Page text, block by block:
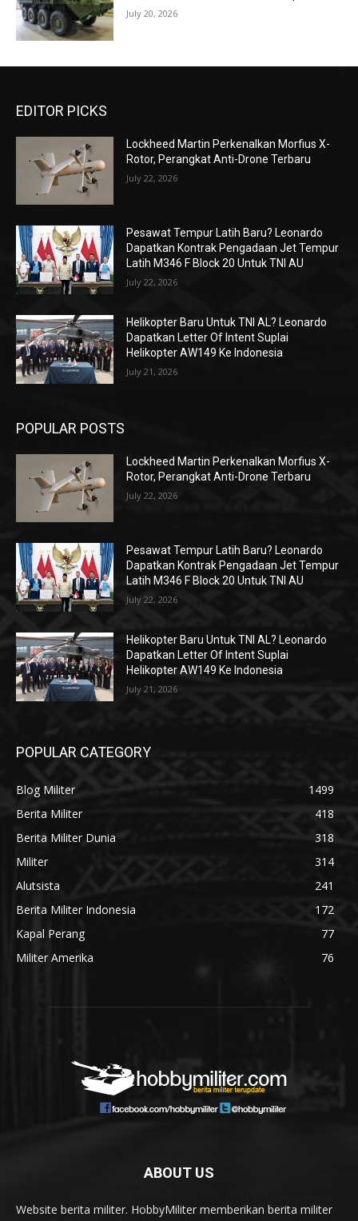
July 20, 2026
EDITOR PICKS
Lockheed Martin Perkenalkan Morfius X-
Rotor, Perangkat Anti-Drone Terbaru
July 22, 2026
Pesawat Tempur Latih Baru? Leonardo
Dapatkan Kontrak Pengadaan Jet Tempur
Latih M346 F Block 20 Untuk TNI AU
July 22, 2026
Helikopter Baru Untuk TNI AL? Leonardo
Dapatkan Letter Of Intent Suplai
Helikopter AW149 Ke Indonesia
July 21, 2026
POPULAR POSTS
Lockheed Martin Perkenalkan Morfius X-
Rotor, Perangkat Anti-Drone Terbaru
July 22, 2026
Pesawat Tempur Latih Baru? Leonardo
Dapatkan Kontrak Pengadaan Jet Tempur
Latih M346 F Block 20 Untuk TNI AU
July 22, 2026
Helikopter Baru Untuk TNI AL? Leonardo
Dapatkan Letter Of Intent Suplai
Helikopter AW149 Ke Indonesia
July 21, 2026
POPULAR CATEGORY
Blog Militer
1499
Berita Militer
418
Berita Militer Dunia
318
Militer
314
Alutsista
241
Berita Militer Indonesia
172
Kapal Perang
77
Militer Amerika
76
ABOUT US
Website berita militer. HobbyMiliter memberikan berita militer